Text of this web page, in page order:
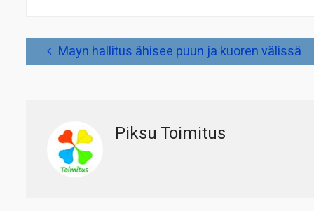
ArtikkelienMayn hallitus ähisee puun ja kuoren välissä
Piksu Toimitus